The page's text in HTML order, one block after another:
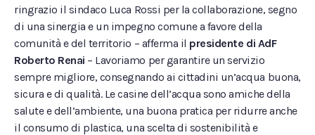
ringrazio il sindaco Luca Rossi per la collaborazione, segno
di una sinergia e un impegno comune a favore della
comunità e del territorio – afferma il presidente di AdF
Roberto Renai – Lavoriamo per garantire un servizio
sempre migliore, consegnando ai cittadini un’acqua buona,
sicura e di qualità. Le casine dell’acqua sono amiche della
salute e dell’ambiente, una buona pratica per ridurre anche
il consumo di plastica, una scelta di sostenibilità e